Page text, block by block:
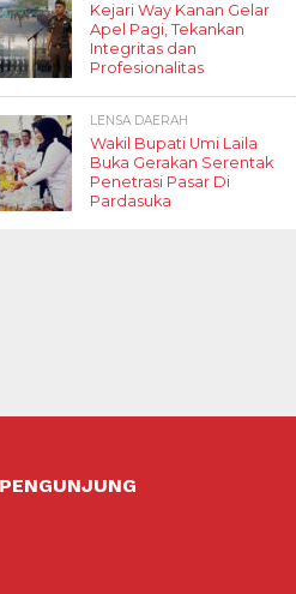
Kejari Way Kanan Gelar
Apel Pagi, Tekankan
Integritas dan
Profesionalitas
LENSA DAERAH
Wakil Bupati Umi Laila
Buka Gerakan Serentak
Penetrasi Pasar Di
Pardasuka